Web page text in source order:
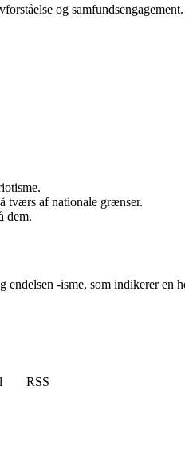
og samfundsengagement.
tværs af nationale grænser.
dem.
endelsen -isme, som indikerer
RSS